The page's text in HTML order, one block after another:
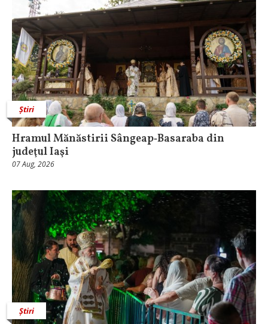
Știri
Hramul Mănăstirii Sângeap‑Basaraba din
judeţul Iaşi
07 Aug, 2026
Știri